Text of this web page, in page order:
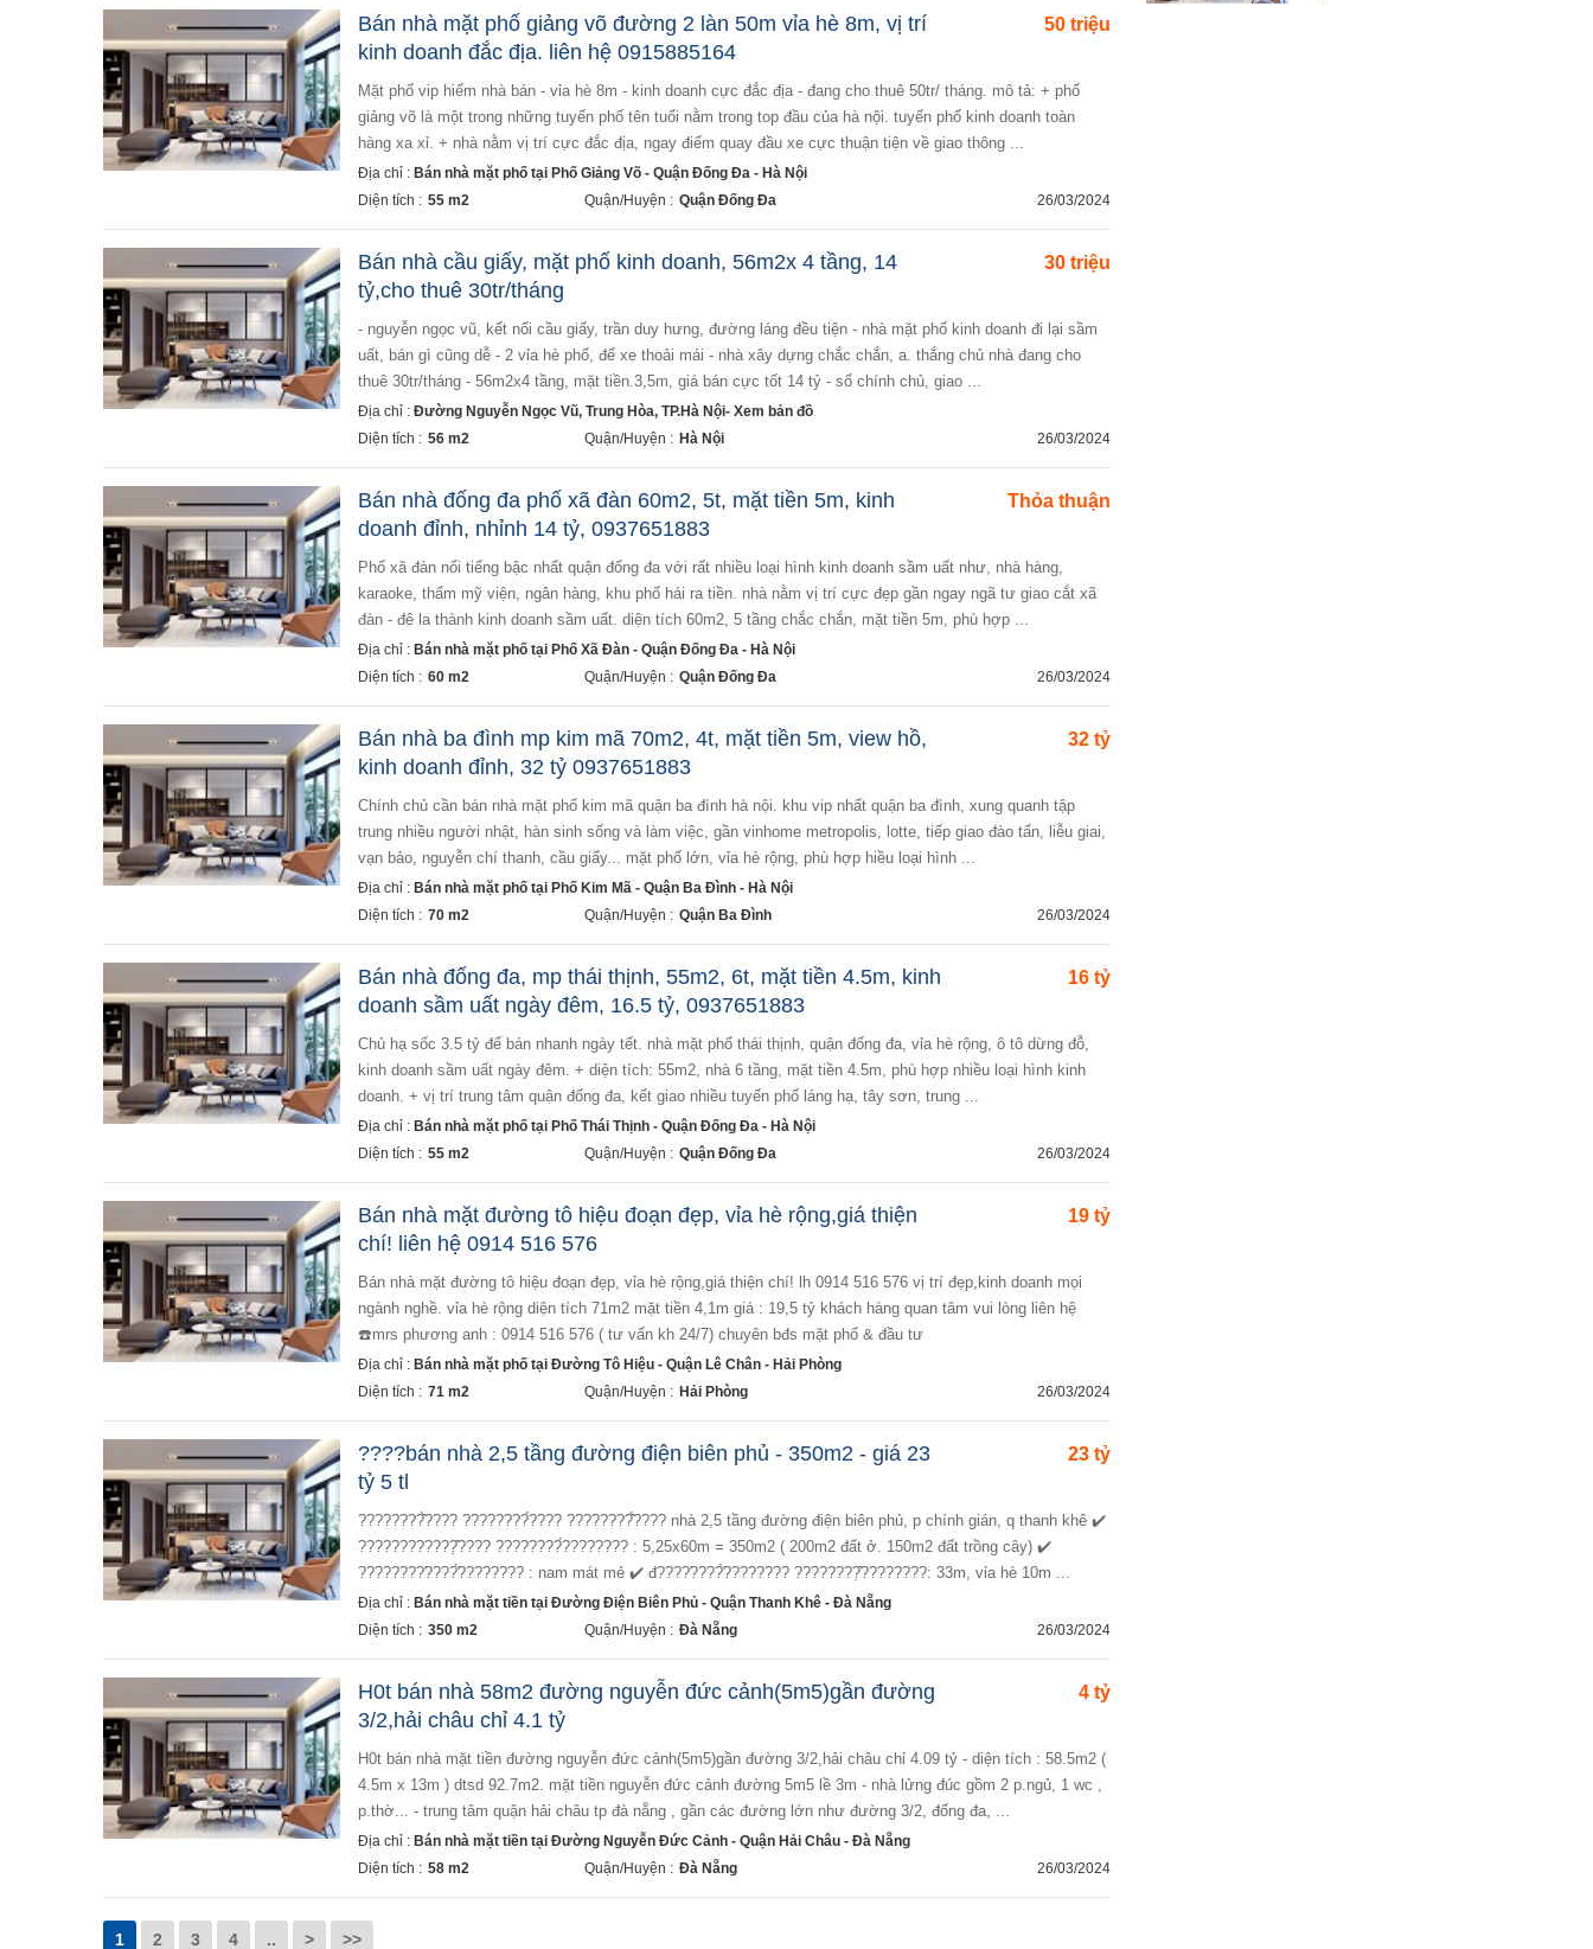
50 triệu
Bán nhà mặt phố giảng võ đường 2 làn 50m vỉa hè 8m, vị trí
kinh doanh đắc địa. liên hệ 0915885164
mặt phố vip hiếm nhà bán - vỉa hè 8m - kinh doanh cực đắc địa - đang cho thuê 50tr/ tháng. mô tả: + phố
giảng võ là một trong những tuyến phố tên tuổi nằm trong top đầu của hà nội. tuyến phố kinh doanh toàn
hàng xa xỉ. + nhà nằm vị trí cực đắc địa, ngay điểm quay đầu xe cực thuận tiện về giao thông ...
Địa chỉ : Bán nhà mặt phố tại Phố Giảng Võ - Quận Đống Đa - Hà Nội
Diện tích : 55 m2 Quận/Huyện : Quận Đống Đa 26/03/2024
30 triệu
Bán nhà cầu giấy, mặt phố kinh doanh, 56m2x 4 tầng, 14
tỷ,cho thuê 30tr/tháng
- nguyễn ngọc vũ, kết nối cầu giấy, trần duy hưng, đường láng đều tiện - nhà mặt phố kinh doanh đi lại sầm
uất, bán gì cũng dễ - 2 vỉa hè phố, để xe thoải mái - nhà xây dựng chắc chắn, a. thắng chủ nhà đang cho
thuê 30tr/tháng - 56m2x4 tầng, mặt tiền.3,5m, giá bán cực tốt 14 tỷ - sổ chính chủ, giao ...
Địa chỉ : Đường Nguyễn Ngọc Vũ, Trung Hòa, TP.Hà Nội- Xem bản đồ
Diện tích : 56 m2 Quận/Huyện : Hà Nội 26/03/2024
Thỏa thuận
Bán nhà đống đa phố xã đàn 60m2, 5t, mặt tiền 5m, kinh
doanh đỉnh, nhỉnh 14 tỷ, 0937651883
phố xã đàn nổi tiếng bậc nhất quận đống đa với rất nhiều loại hình kinh doanh sầm uất như, nhà hàng,
karaoke, thẩm mỹ viện, ngân hàng, khu phố hái ra tiền. nhà nằm vị trí cực đẹp gần ngay ngã tư giao cắt xã
đàn - đê la thành kinh doanh sầm uất. diện tích 60m2, 5 tầng chắc chắn, mặt tiền 5m, phù hợp ...
Địa chỉ : Bán nhà mặt phố tại Phố Xã Đàn - Quận Đống Đa - Hà Nội
Diện tích : 60 m2 Quận/Huyện : Quận Đống Đa 26/03/2024
32 tỷ
Bán nhà ba đình mp kim mã 70m2, 4t, mặt tiền 5m, view hồ,
kinh doanh đỉnh, 32 tỷ 0937651883
chính chủ cần bán nhà mặt phố kim mã quận ba đình hà nội. khu vip nhất quận ba đình, xung quanh tập
trung nhiều người nhật, hàn sinh sống và làm việc, gần vinhome metropolis, lotte, tiếp giao đào tấn, liễu giai,
vạn bảo, nguyễn chí thanh, cầu giấy... mặt phố lớn, vỉa hè rộng, phù hợp hiều loại hình ...
Địa chỉ : Bán nhà mặt phố tại Phố Kim Mã - Quận Ba Đình - Hà Nội
Diện tích : 70 m2 Quận/Huyện : Quận Ba Đình 26/03/2024
16 tỷ
Bán nhà đống đa, mp thái thịnh, 55m2, 6t, mặt tiền 4.5m, kinh
doanh sầm uất ngày đêm, 16.5 tỷ, 0937651883
chủ hạ sốc 3.5 tỷ để bán nhanh ngày tết. nhà mặt phố thái thịnh, quận đống đa, vỉa hè rộng, ô tô dừng đỗ,
kinh doanh sầm uất ngày đêm. + diện tích: 55m2, nhà 6 tầng, mặt tiền 4.5m, phù hợp nhiều loại hình kinh
doanh. + vị trí trung tâm quận đống đa, kết giao nhiều tuyến phố láng hạ, tây sơn, trung ...
Địa chỉ : Bán nhà mặt phố tại Phố Thái Thịnh - Quận Đống Đa - Hà Nội
Diện tích : 55 m2 Quận/Huyện : Quận Đống Đa 26/03/2024
19 tỷ
Bán nhà mặt đường tô hiệu đoạn đẹp, vỉa hè rộng,giá thiện
chí! liên hệ 0914 516 576
bán nhà mặt đường tô hiệu đoạn đẹp, vỉa hè rộng,giá thiện chí! lh 0914 516 576 vị trí đẹp,kinh doanh mọi
ngành nghề. vỉa hè rộng diện tích 71m2 mặt tiền 4,1m giá : 19,5 tỷ khách hàng quan tâm vui lòng liên hệ
☎️mrs phương anh : 0914 516 576 ( tư vấn kh 24/7) chuyên bđs mặt phố & đầu tư
Địa chỉ : Bán nhà mặt phố tại Đường Tô Hiệu - Quận Lê Chân - Hải Phòng
Diện tích : 71 m2 Quận/Huyện : Hải Phòng 26/03/2024
23 tỷ
????bán nhà 2,5 tầng đường điện biên phủ - 350m2 - giá 23
tỷ 5 tl
????????̂̀???? ????????́???? ????????̂́???? nhà 2,5 tầng đường điện biên phủ, p chính gián, q thanh khê ✔️
????????????̣̂???? ????????́???????? : 5,25x60m = 350m2 ( 200m2 đất ở. 150m2 đất trồng cây) ✔️
????????̛????̛́???????? : nam mát mẻ ✔️ đ????̛????̛̀???????? ????????̣̂????????: 33m, vỉa hè 10m ...
Địa chỉ : Bán nhà mặt tiền tại Đường Điện Biên Phủ - Quận Thanh Khê - Đà Nẵng
Diện tích : 350 m2 Quận/Huyện : Đà Nẵng 26/03/2024
4 tỷ
H0t bán nhà 58m2 đường nguyễn đức cảnh(5m5)gần đường
3/2,hải châu chỉ 4.1 tỷ
h0t bán nhà mặt tiền đường nguyễn đức cảnh(5m5)gần đường 3/2,hải châu chỉ 4.09 tỷ - diện tích : 58.5m2 (
4.5m x 13m ) dtsd 92.7m2. mặt tiền nguyễn đức cảnh đường 5m5 lề 3m - nhà lửng đúc gồm 2 p.ngủ, 1 wc ,
p.thờ... - trung tâm quận hải châu tp đà nẵng , gần các đường lớn như đường 3/2, đống đa, ...
Địa chỉ : Bán nhà mặt tiền tại Đường Nguyễn Đức Cảnh - Quận Hải Châu - Đà Nẵng
Diện tích : 58 m2 Quận/Huyện : Đà Nẵng 26/03/2024
1 2 3 4 .. > >>